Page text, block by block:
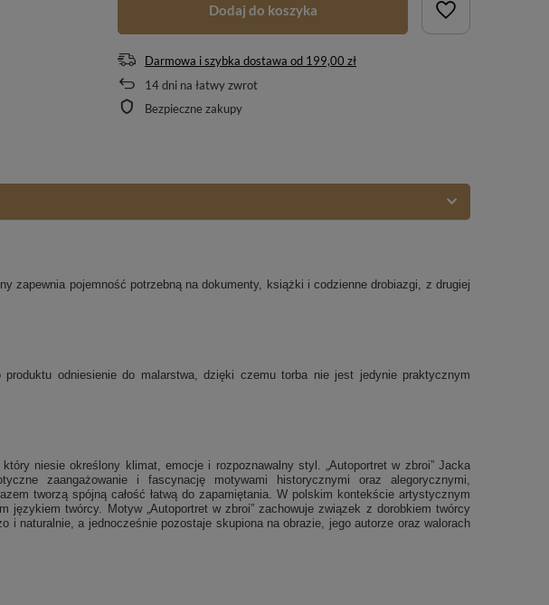
Dodaj do koszyka
Darmowa i szybka dostawa od 199,00 zł
14dni na łatwy zwrot
Bezpieczne zakupy
zapewnia pojemność potrzebną na dokumenty, książki i codzienne drobiazgi, z drugiej
odniesienie do malarstwa, dzięki czemu torba nie jest jedynie praktycznym
niesie określony klimat, emocje i rozpoznawalny styl. „Autoportret w zbroi” Jacka
zaangażowanie i fascynację motywami historycznymi oraz alegorycznymi,
tworzą spójną całość łatwą do zapamiętania. W polskim kontekście artystycznym
twórcy. Motyw „Autoportret w zbroi” zachowuje związek z dorobkiem twórcy
naturalnie, a jednocześnie pozostaje skupiona na obrazie, jego autorze oraz walorach